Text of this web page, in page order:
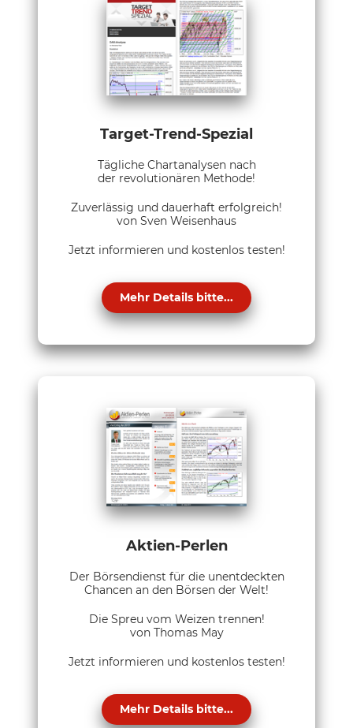
Target-Trend-Spezial
Tägliche Chartanalysen nach
der revolutionären Methode!
Zuverlässig und dauerhaft erfolgreich!
von Sven Weisenhaus
Jetzt informieren und kostenlos testen!
Mehr Details bitte...
Aktien-Perlen
Der Börsendienst für die unentdeckten
Chancen an den Börsen der Welt!
Die Spreu vom Weizen trennen!
von Thomas May
Jetzt informieren und kostenlos testen!
Mehr Details bitte...